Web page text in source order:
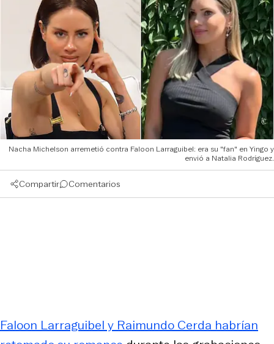
Nacha Michelson arremetió contra Faloon Larraguibel: era su "fan" en Yingo y
envió a Natalia Rodríguez.
Compartir Comentarios
Faloon Larraguibel y Raimundo Cerda habrían